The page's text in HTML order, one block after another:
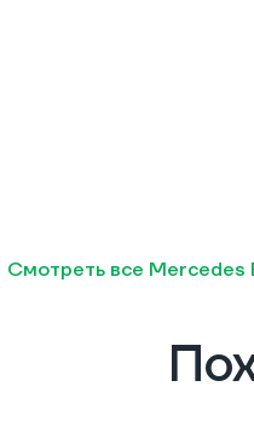
Смотреть все Mercedes